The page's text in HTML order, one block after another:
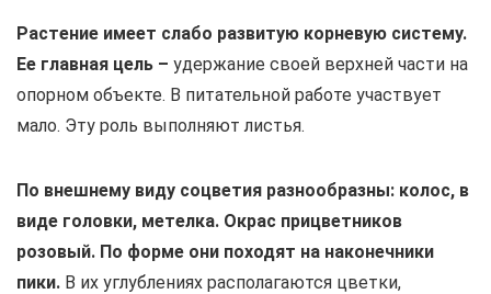
Растение имеет слабо развитую корневую систему.
Ее главная цель – удержание своей верхней части на
опорном объекте. В питательной работе участвует
мало. Эту роль выполняют листья.
По внешнему виду соцветия разнообразны: колос, в
виде головки, метелка. Окрас прицветников
розовый. По форме они походят на наконечники
пики. В их углублениях располагаются цветки,